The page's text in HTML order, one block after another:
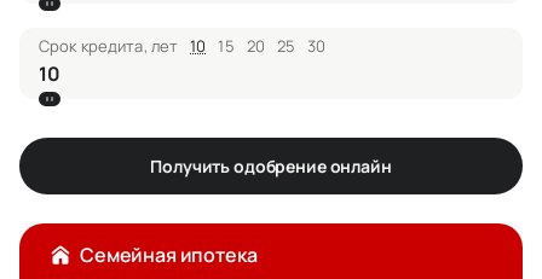
Срок кредита, лет 10 15 20 25 30
Получить одобрение онлайн
Семейная ипотека